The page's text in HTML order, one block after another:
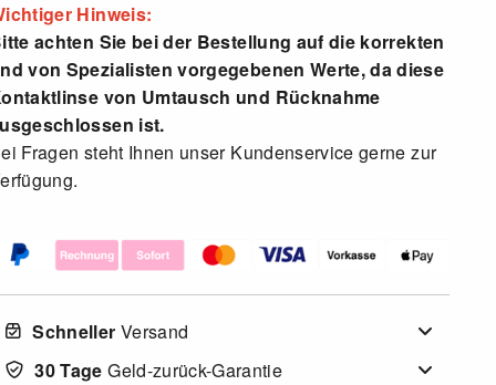
Hinweis:
achten Sie bei der Bestellung auf die korrekten
von Spezialisten vorgegebenen Werte, da diese
von Umtausch und Rücknahme
ist.
Fragen steht Ihnen unser Kundenservice gerne zur
Schneller Versand
30 Tage Geld-zurück-Garantie